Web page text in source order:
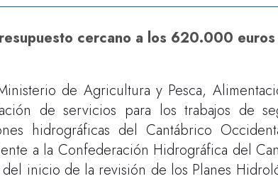
cercano a los 620.000
de Agricultura y Pesca,
de servicios para los trabajos de
hidrográficas del Cantábrico
a la Confederación Hidrográfica del
inicio de la revisión de los Planes